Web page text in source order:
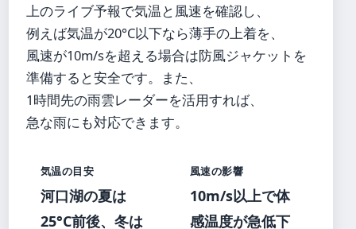
上のライブ予報で気温と風速を確認し、
例えば気温が20°C以下なら薄手の上着を、
風速が10m/sを超える場合は防風ジャケットを
準備すると安全です。また、
1時間先の雨雲レーダーを活用すれば、
急な雨にも対応できます。
気温の目安
河口湖の夏は
25°C前後、冬は
風速の影響
10m/s以上で体
感温度が急低下